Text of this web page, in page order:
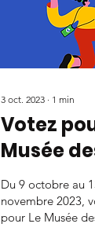
3 oct. 2023 ∙ 1 min
Votez
Musée
Enfants
!
Du 9 octobre au
novembre 2023,
pour Le Musée